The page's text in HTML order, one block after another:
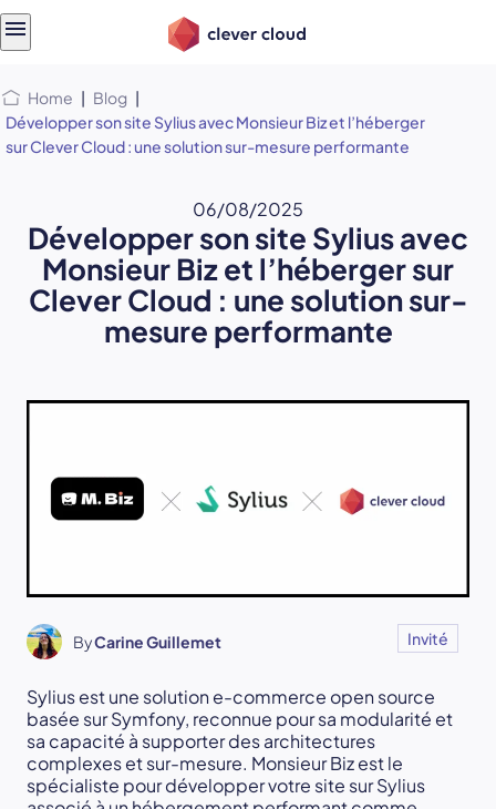
Home | Blog |
Développer son site Sylius avec Monsieur Biz et l’héberger
sur Clever Cloud : une solution sur-mesure performante
06/08/2025
Développer son site Sylius avec
Monsieur Biz et l’héberger sur
Clever Cloud : une solution sur-
mesure performante
ByCarine Guillemet Invité
Sylius est une solution e-commerce open source
basée sur Symfony, reconnue pour sa modularité et
sa capacité à supporter des architectures
complexes et sur-mesure. Monsieur Biz est le
spécialiste pour développer votre site sur Sylius